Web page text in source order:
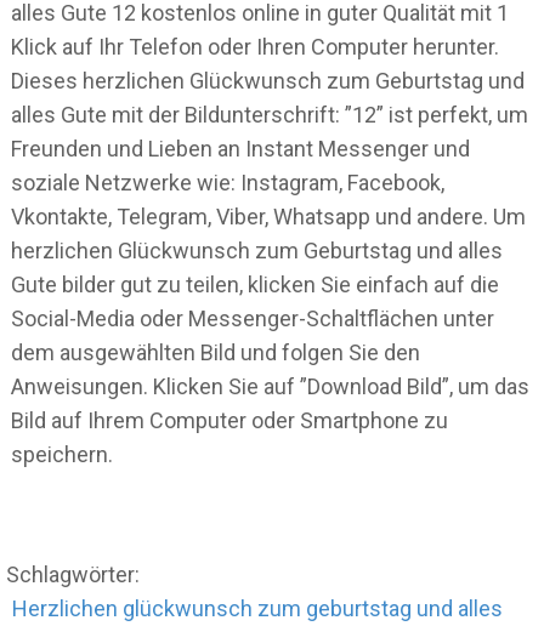
alles Gute 12 kostenlos online in guter Qualität mit 1
Klick auf Ihr Telefon oder Ihren Computer herunter.
Dieses herzlichen Glückwunsch zum Geburtstag und
alles Gute mit der Bildunterschrift: ”12” ist perfekt, um
Freunden und Lieben an Instant Messenger und
soziale Netzwerke wie: Instagram, Facebook,
Vkontakte, Telegram, Viber, Whatsapp und andere. Um
herzlichen Glückwunsch zum Geburtstag und alles
Gute bilder gut zu teilen, klicken Sie einfach auf die
Social-Media oder Messenger-Schaltflächen unter
dem ausgewählten Bild und folgen Sie den
Anweisungen. Klicken Sie auf ”Download Bild”, um das
Bild auf Ihrem Computer oder Smartphone zu
speichern.
Schlagwörter:
Herzlichen glückwunsch zum geburtstag und alles